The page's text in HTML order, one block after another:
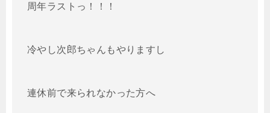
周年ラストっ！！！
冷やし次郎ちゃんもやりますし
連休前で来られなかった方へ